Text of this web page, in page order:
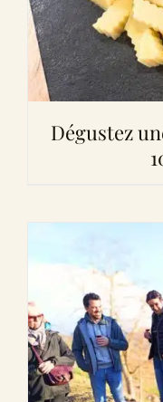
Dégustez